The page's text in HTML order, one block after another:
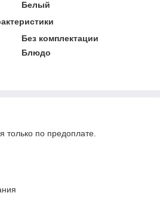
Белый
Без комплектации
Блюдо
только по предоплате.